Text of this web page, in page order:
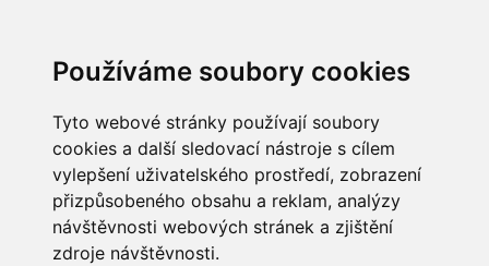
Používáme soubory cookies
Tyto webové stránky používají soubory
cookies a další sledovací nástroje s cílem
vylepšení uživatelského prostředí, zobrazení
přizpůsobeného obsahu a reklam, analýzy
návštěvnosti webových stránek a zjištění
zdroje návštěvnosti.